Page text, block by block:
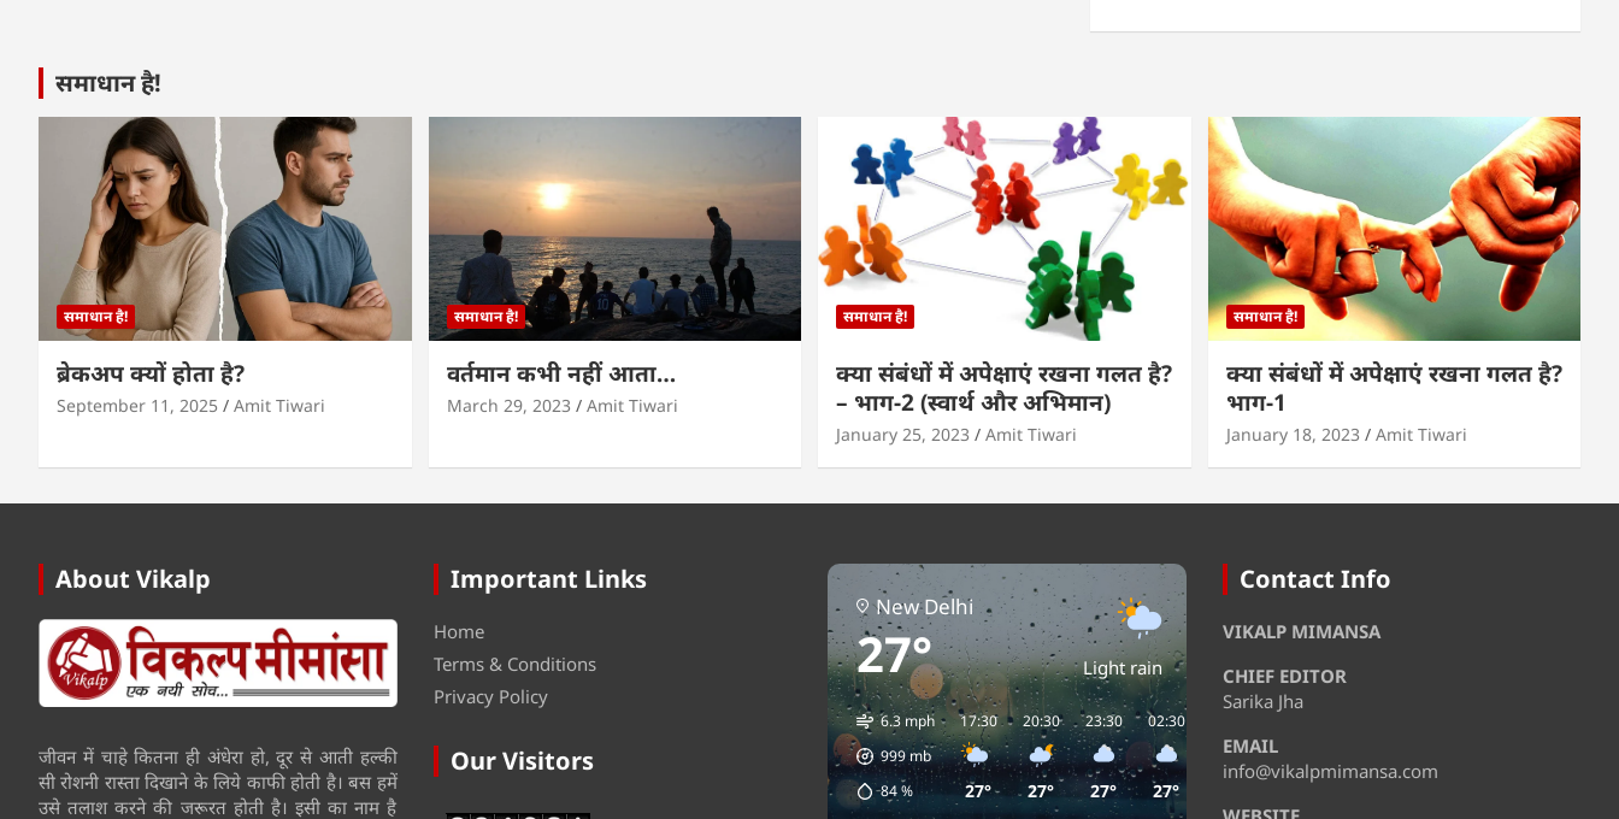
समाधान है!
समाधान है!
ब्रेकअप क्यों होता है?
September 11, 2025 Amit Tiwari
समाधान है!
वर्तमान कभी नहीं आता…
March 29, 2023 Amit Tiwari
समाधान है!
क्या संबंधों में अपेक्षाएं रखना गलत है?
– भाग-2 (स्वार्थ और अभिमान)
January 25, 2023 Amit Tiwari
समाधान है!
क्या संबंधों में अपेक्षाएं रखना गलत है?
भाग-1
January 18, 2023 Amit Tiwari
About Vikalp
जीवन में चाहे कितना ही अंधेरा हो, दूर से आती हल्की
सी रोशनी रास्ता दिखाने के लिये काफी होती है। बस हमें
उसे तलाश करने की जरूरत होती है। इसी का नाम है
Important Links
Home
Terms & Conditions
Privacy Policy
Our Visitors
New Delhi
27° Light rain
6.3 mph
999mb
84%
17:30
27°
20:30
27°
23:30
27°
02:30
27°
Contact Info
VIKALP MIMANSA
CHIEF EDITOR
Sarika Jha
EMAIL
info@vikalpmimansa.com